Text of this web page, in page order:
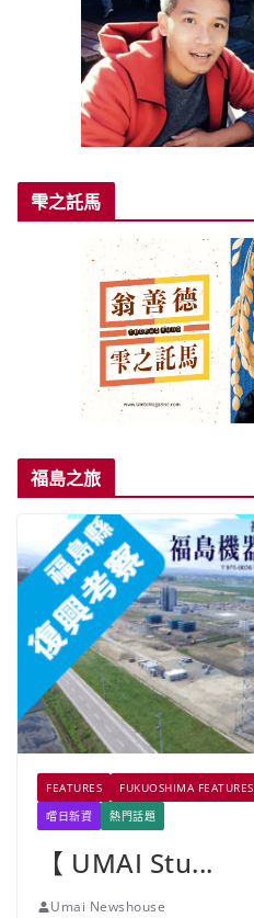
雫之託馬
福島之旅
FEATURES FUKUOSHIMA FEATURES
嚐日新資
熱門話題
【 UMAI Stu...
Umai Newshouse